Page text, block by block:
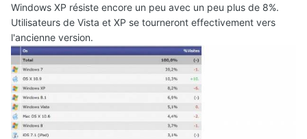
Windows XP résiste encore un peu avec un peu plus de 8%.
Utilisateurs de Vista et XP se tourneront effectivement vers
l'ancienne version.